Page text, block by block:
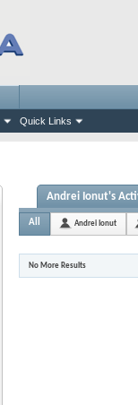
Quick Links
Andrei Ionut's
All Andrei Ionut
No More Results